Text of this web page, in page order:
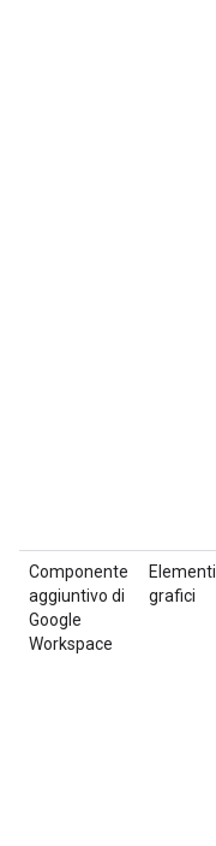
Componente
aggiuntivo di
Google
Workspace
Elementi
grafici